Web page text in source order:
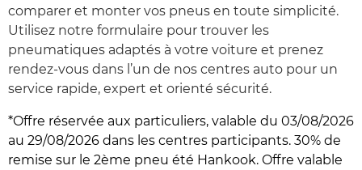
comparer et monter vos pneus en toute simplicité.
Utilisez notre formulaire pour trouver les
pneumatiques adaptés à votre voiture et prenez
rendez-vous dans l’un de nos centres auto pour un
service rapide, expert et orienté sécurité.
*Offre réservée aux particuliers, valable du 03/08/2026
au 29/08/2026 dans les centres participants. 30% de
remise sur le 2ème pneu été Hankook. Offre valable